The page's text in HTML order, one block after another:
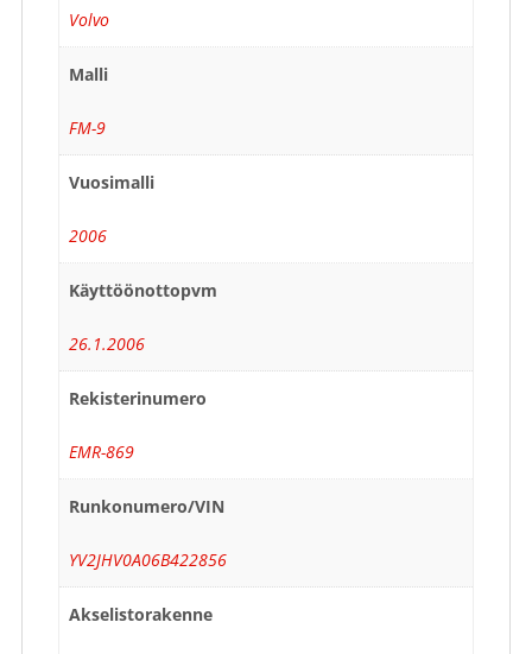
Volvo
Malli
FM-9
Vuosimalli
2006
Käyttöönottopvm
26.1.2006
Rekisterinumero
EMR-869
Runkonumero/VIN
YV2JHV0A06B422856
Akselistorakenne